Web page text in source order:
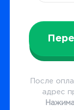
После
адрес